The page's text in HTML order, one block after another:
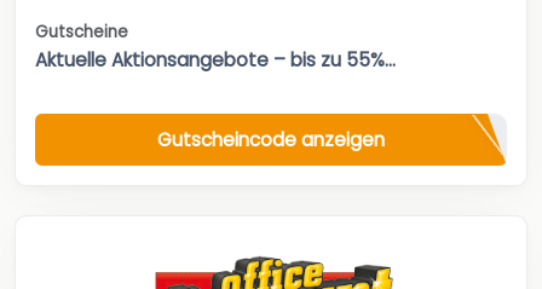
Gutscheine
Aktuelle Aktionsangebote – bis zu 55%...
Gutscheincode anzeigen